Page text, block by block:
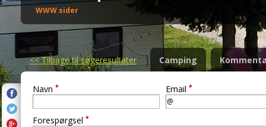
WWW sider
<<Tilbage til søgeresultater Camping
Navn * Email *
Forespørgsel *